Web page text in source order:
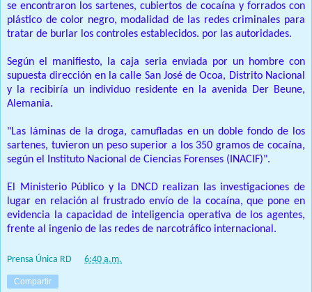
se encontraron los sartenes, cubiertos de cocaína y forrados con
plástico de color negro, modalidad de las redes criminales para
tratar de burlar los controles establecidos. por las autoridades.
Según el manifiesto, la caja seria enviada por un hombre con
supuesta dirección en la calle San José de Ocoa, Distrito Nacional
y la recibiría un individuo residente en la avenida Der Beune,
Alemania.
"Las láminas de la droga, camufladas en un doble fondo de los
sartenes, tuvieron un peso superior a los 350 gramos de cocaína,
según el Instituto Nacional de Ciencias Forenses (INACIF)".
El Ministerio Público y la DNCD realizan las investigaciones de
lugar en relación al frustrado envío de la cocaína, que pone en
evidencia la capacidad de inteligencia operativa de los agentes,
frente al ingenio de las redes de narcotráfico internacional.
Prensa Única RD 6:40 a.m.
Compartir